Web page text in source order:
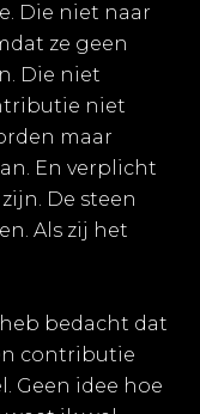
Die niet naar
ze geen
Die niet
niet
maar
En verplicht
De steen
Als zij het
bedacht dat
contributie
Geen idee hoe